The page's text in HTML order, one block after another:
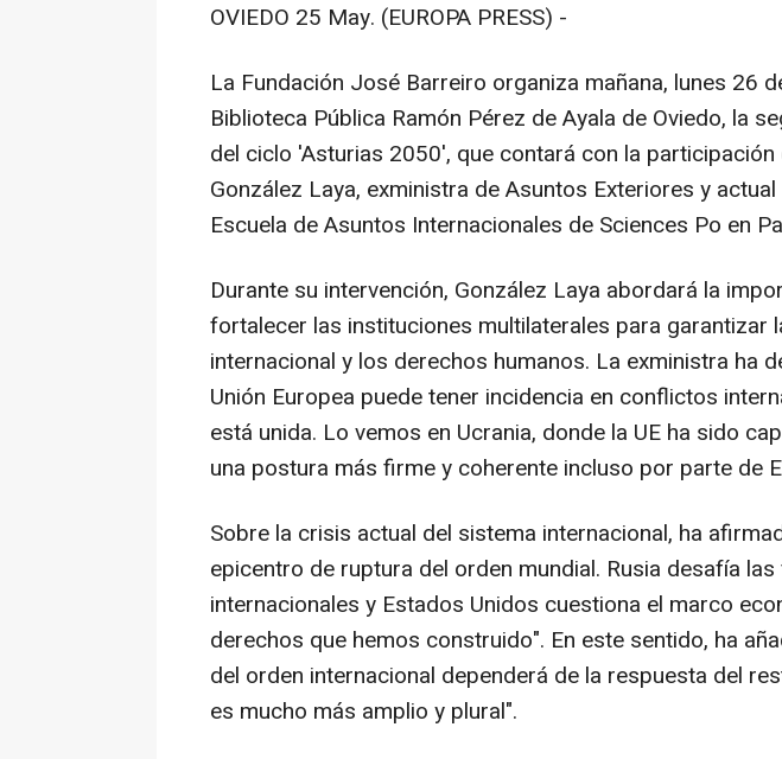
OVIEDO 25 May. (EUROPA PRESS) -
La Fundación José Barreiro organiza mañana, lunes 26
Biblioteca Pública Ramón Pérez de Ayala de Oviedo, la
del ciclo 'Asturias 2050', que contará con la participación
González Laya, exministra de Asuntos Exteriores y
Escuela de Asuntos Internacionales de Sciences Po en
Durante su intervención, González Laya abordará la
fortalecer las instituciones multilaterales para garantizar
internacional y los derechos humanos. La exministra ha
Unión Europea puede tener incidencia en conflictos
está unida. Lo vemos en Ucrania, donde la UE ha sido
una postura más firme y coherente incluso por parte de
Sobre la crisis actual del sistema internacional, ha
epicentro de ruptura del orden mundial. Rusia desafía
internacionales y Estados Unidos cuestiona el marco
derechos que hemos construido". En este sentido, ha
del orden internacional dependerá de la respuesta del
es mucho más amplio y plural".